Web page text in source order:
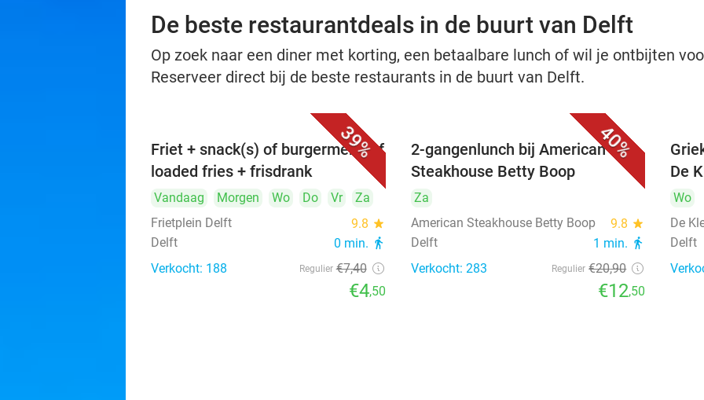
De beste restaurantdeals in de buurt van Delft
Op zoek naar een diner met korting, een betaalbare lunch of wil je ontbijten
Reserveer direct bij de beste restaurants in de buurt van Delft.
39%
Friet + snack(s) of burgermenu of
loaded fries + frisdrank
Vandaag Morgen Wo Do Vr
Za
Frietplein Delft
9.8 star
Delft 0 min. directions_walk
Verkocht: 188 Regulier €7,40
€4,50
40%
2-gangenlunch bij American
Steakhouse Betty Boop
Za
American Steakhouse Betty Boop
9.8 star
Delft 1 min. directions_walk
Verkocht: 283 Regulier €20,90
€12,50
De
Wo
De
Delft